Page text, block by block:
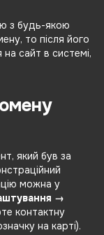
з будь-якою
то після його
сайт в системі,
який був за
можна у
→
контактну
на карті).